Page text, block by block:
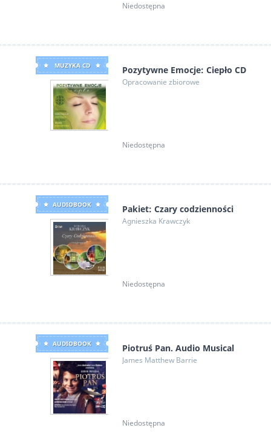
Niedostępna
MUZYKA CD Pozytywne Emocje: Ciepło CD
Opracowanie zbiorowe
Niedostępna
AUDIOBOOK Pakiet: Czary codzienności
Agnieszka Krawczyk
Niedostępna
AUDIOBOOK Piotruś Pan. Audio Musical
James Matthew Barrie
Niedostępna